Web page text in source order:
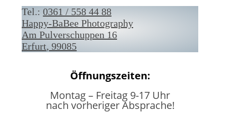
Tel.: 0361 / 558 44 88
Happy-BaBee Photography
Am Pulverschuppen 16
Erfurt, 99085
Öffnungszeiten:
Montag – Freitag 9-17 Uhr
nach vorheriger Absprache!